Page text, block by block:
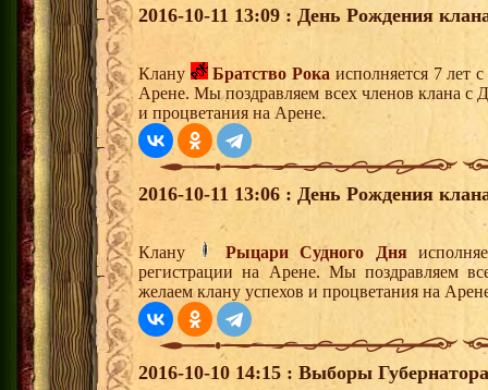
2016-10-11 13:09 : День Рождения
Клану Братство Рока исполняется 7 лет
Арене. Мы поздравляем всех членов клана с
и процветания на Арене.
2016-10-11 13:06 : День Рождения
Клану Рыцари Судного Дня
регистрации на Арене. Мы поздравляем
желаем клану успехов и процветания на
2016-10-10 14:15 : Выборы